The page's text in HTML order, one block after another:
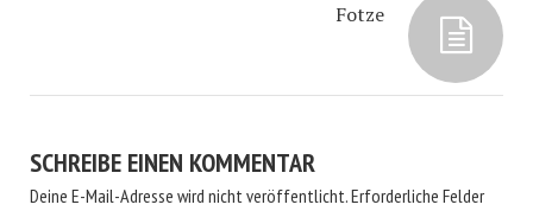
Fotze
SCHREIBE EINEN KOMMENTAR
Deine E-Mail-Adresse wird nicht veröffentlicht.Erforderliche Felder